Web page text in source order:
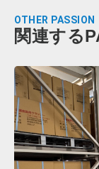
OTHER PASSION
関連する